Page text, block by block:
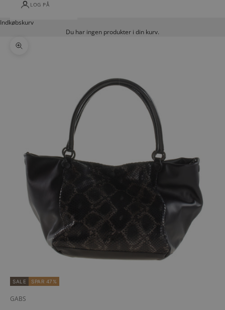
LOG PÅ
Indkøbskurv
Du har ingen produkter i din kurv.
Zoom
SALE SPAR 47%
GABS